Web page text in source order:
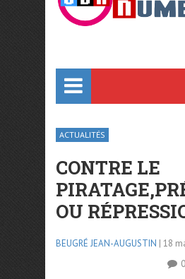
ACTUALITÉS
CONTRE LE
OU
BEUGRÉ JEAN-AUGUSTIN | 18